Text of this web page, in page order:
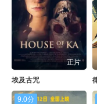
正片
埃及古咒
9.0分